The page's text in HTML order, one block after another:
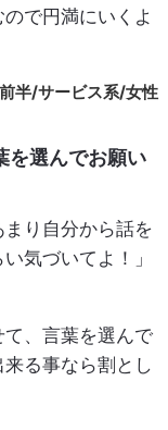
で円満にいくよ
半/サービス系/女性
を選んでお願い
り自分から話を
気づいてよ！」
、言葉を選んで
る事なら割とし